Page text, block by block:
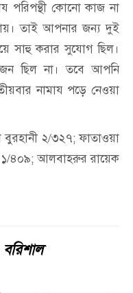
পরিপন্থী কোনো কাজ না
তাই আপনার জন্য দুই
সাহু করার সুযোগ ছিল।
ছিল না। তবে আপনি
নামায পড়ে নেওয়া
২/৩২৭; ফাতাওয়া
১/৪০৯; আলবাহরুর রায়েক
বরিশাল